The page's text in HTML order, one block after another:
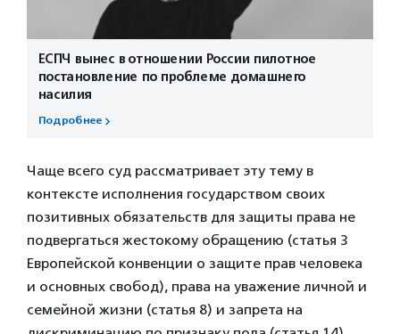
ЕСПЧ вынес в отношении России пилотное
постановление по проблеме домашнего
насилия
Подробнее
Чаще всего суд рассматривает эту тему в
контексте исполнения государством своих
позитивных обязательств для защиты права не
подвергаться жестокому обращению (статья 3
Европейской конвенции о защите прав человека
и основных свобод), права на уважение личной и
семейной жизни (статья 8) и запрета на